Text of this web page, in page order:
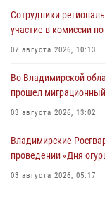
Сотрудники
участие в комиссии
07 августа 2026, 10:13
Во Владимирской
прошел
03 августа 2026, 13:02
Владимирские
проведении «Дня
03 августа 2026, 05:17